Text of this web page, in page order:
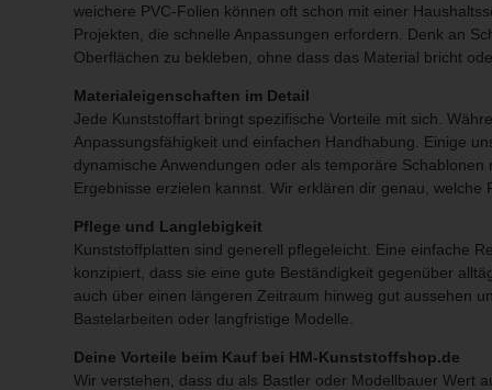
weichere PVC-Folien können oft schon mit einer
Projekten, die schnelle Anpassungen erfordern. Denk an
Oberflächen zu bekleben, ohne dass das Material bricht
Materialeigenschaften im Detail
Jede Kunststoffart bringt spezifische Vorteile mit sich.
Anpassungsfähigkeit und einfachen Handhabung. Einige
dynamische Anwendungen oder als temporäre
Ergebnisse erzielen kannst. Wir erklären dir genau,
Pflege und Langlebigkeit
Kunststoffplatten sind generell pflegeleicht. Eine einfache
konzipiert, dass sie eine gute Beständigkeit gegenüber
auch über einen längeren Zeitraum hinweg gut aussehen
Bastelarbeiten oder langfristige Modelle.
Deine Vorteile beim Kauf bei HM-Kunststoffshop.de
Wir verstehen, dass du als Bastler oder Modellbauer Wert